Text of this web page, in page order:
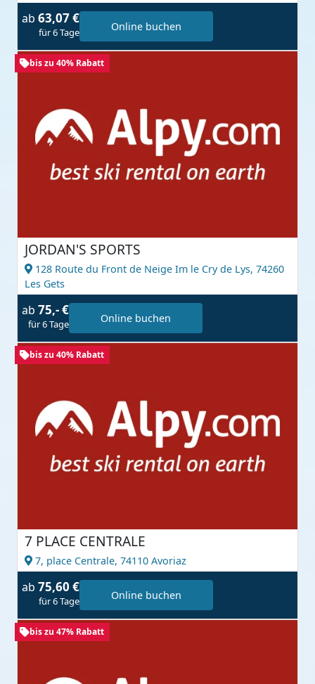
ab 63,07 €
für 6 Tage Online buchen
bis zu 40% Rabatt
JORDAN'S SPORTS
128 Route du Front de Neige Im le Cry de Lys, 74260
Les Gets
ab 75,- €
für 6 Tage Online buchen
bis zu 40% Rabatt
7 PLACE CENTRALE
7, place Centrale, 74110 Avoriaz
ab 75,60 €
für 6 Tage Online buchen
bis zu 47% Rabatt